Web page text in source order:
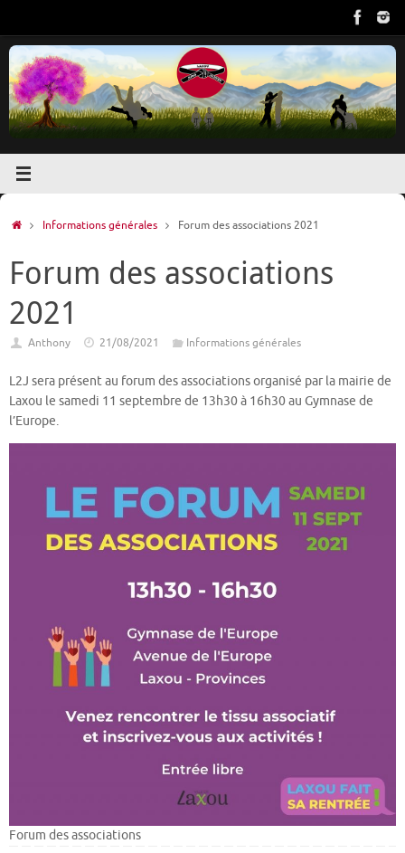
contenu
AccueilInformations générales Forum des associations 2021
Forum des associations
2021
Anthony 21/08/2021 Informations générales
L2J sera présent au forum des associations organisé par la mairie de
Laxou le samedi 11 septembre de 13h30 à 16h30 au Gymnase de
l’Europe.
Forum des associations